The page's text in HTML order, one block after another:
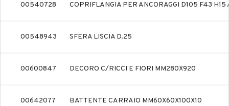
00540728 COPRIFLANGIA PER ANCORAGGI D105 F43 H15
00548943 SFERA LISCIA D.25
00600847 DECORO C/RICCI E FIORI MM280X920
00642077 BATTENTE CARRAIO MM60X60X100X10